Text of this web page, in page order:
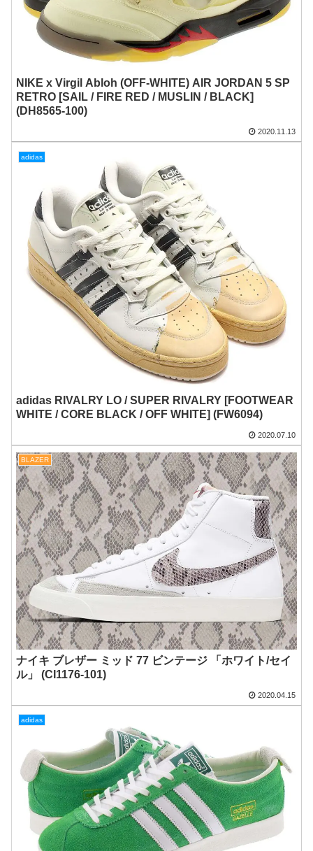
NIKE x Virgil Abloh (OFF-WHITE) AIR JORDAN 5 SP
RETRO [SAIL / FIRE RED / MUSLIN / BLACK]
(DH8565-100)
2020.11.13
adidas
adidas RIVALRY LO / SUPER RIVALRY [FOOTWEAR
WHITE / CORE BLACK / OFF WHITE] (FW6094)
2020.07.10
BLAZER
ナイキ ブレザー ミッド 77 ビンテージ 「ホワイト/セイ
ル」 (CI1176-101)
2020.04.15
adidas